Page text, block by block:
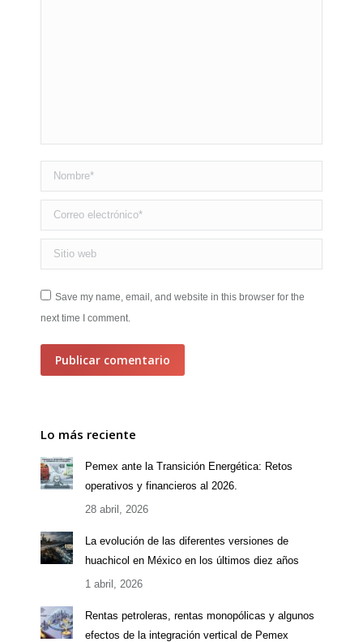
Nombre *
Correo electrónico *
Sitio web
Save my name, email, and website in this browser for the
next time I comment.
Publicar comentario
Lo más reciente
Pemex ante la Transición Energética: Retos
operativos y financieros al 2026.
28 abril, 2026
La evolución de las diferentes versiones de
huachicol en México en los últimos diez años
1 abril, 2026
Rentas petroleras, rentas monopólicas y algunos
efectos de la integración vertical de Pemex